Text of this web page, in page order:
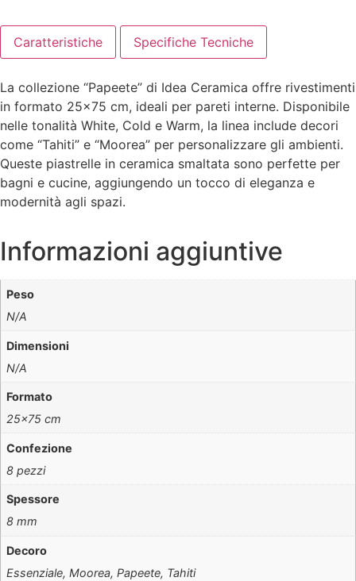
Caratteristiche Specifiche Tecniche
La collezione “Papeete” di Idea Ceramica offre rivestimenti
in formato 25×75 cm, ideali per pareti interne. Disponibile
nelle tonalità White, Cold e Warm, la linea include decori
come “Tahiti” e “Moorea” per personalizzare gli ambienti.
Queste piastrelle in ceramica smaltata sono perfette per
bagni e cucine, aggiungendo un tocco di eleganza e
modernità agli spazi.
Informazioni aggiuntive
Peso
N/A
Dimensioni
N/A
Formato
25×75 cm
Confezione
8 pezzi
Spessore
8 mm
Decoro
Essenziale, Moorea, Papeete, Tahiti